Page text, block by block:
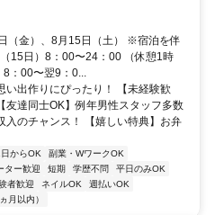
（金）、8月15日（土） ※宿泊を伴
15日）8：00〜24：00 （休憩1時
8：00〜翌9：0...
い出作りにぴったり！ 【未経験歓
達同士OK】例年男性スタッフ多数
入のチャンス！ 【嬉しい特典】お弁
からOK
副業・WワークOK
ター歓迎 短期 学歴不問
平日のみOK
者歓迎 ネイルOK
週払いOK
月以内）